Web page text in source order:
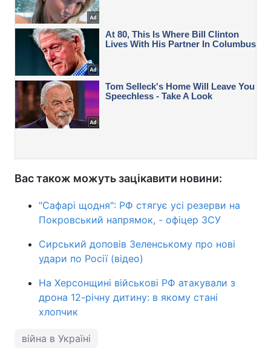
Вас також можуть зацікавити новини:
"Сафарі щодня": РФ стягує усі резерви на
Покровський напрямок, - офіцер ЗСУ
Сирський доповів Зеленському про нові
удари по Росії (відео)
На Херсонщині військові РФ атакували з
дрона 12-річну дитину: в якому стані
хлопчик
війна в Україні